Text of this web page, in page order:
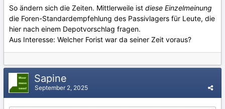
So ändern sich die Zeiten. Mittlerweile ist diese Einzelmeinung
die Foren-Standardempfehlung des Passivlagers für Leute, die
hier nach einem Depotvorschlag fragen.
Aus Interesse: Welcher Forist war da seiner Zeit voraus?
Sapine
September 2, 2025